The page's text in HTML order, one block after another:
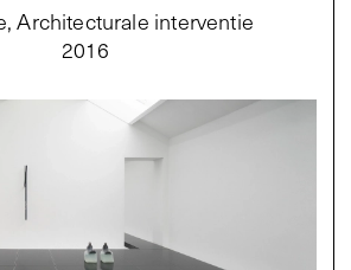
Architecturale interventie
2016